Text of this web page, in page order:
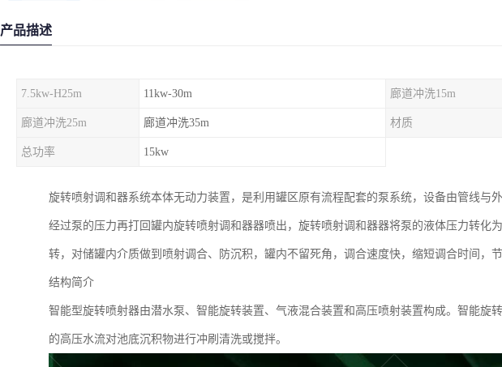
产品描述
7.5kw-H25m 11kw-30m 廊道冲洗15m
廊道冲洗25m 廊道冲洗35m 材质
总功率 15kw
旋转喷射调和器系统本体无动力装置，是利用罐区原有流程配套的泵系统，设备由管线与
经过泵的压力再打回罐内旋转喷射调和器器喷出，旋转喷射调和器器将泵的液体压力转化
转，对储罐内介质做到喷射调合、防沉积，罐内不留死角，调合速度快，缩短调合时间，节
结构简介
智能型旋转喷射器由潜水泵、智能旋转装置、气液混合装置和高压喷射装置构成。智能旋
的高压水流对池底沉积物进行冲刷清洗或搅拌。